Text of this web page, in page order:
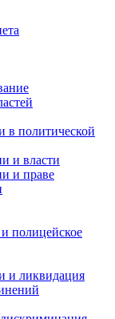
в политической
и власти
и праве
полицейское
и ликвидация